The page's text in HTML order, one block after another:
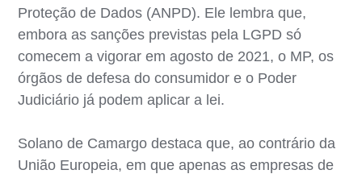
Proteção de Dados (ANPD). Ele lembra que,
embora as sanções previstas pela LGPD só
comecem a vigorar em agosto de 2021, o MP, os
órgãos de defesa do consumidor e o Poder
Judiciário já podem aplicar a lei.
Solano de Camargo destaca que, ao contrário da
União Europeia, em que apenas as empresas de